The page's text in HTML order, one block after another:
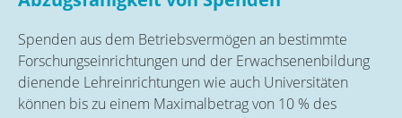
Spenden aus dem Betriebsvermögen an bestimmte
Forschungseinrichtungen und der Erwachsenenbildung
dienende Lehreinrichtungen wie auch Universitäten
können bis zu einem Maximalbetrag von 10 % des